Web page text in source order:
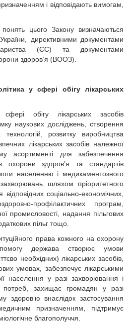
і відповідають вимогам,
цього Закону визначаються
директивними документами
(ЄС) та документами
здоров’я (ВООЗ).
у сфері обігу лікарських
обігу лікарських засобів
наукових досліджень, створення
розвитку виробництва
лікарських засобів належної
асортименті для забезпечення
охорони здоров’я та стандартів
населенню і медикаментозного
шляхом пріоритетного
соціально-економічних,
профілактичних програм,
промисловості, надання пільгових
пільг тощо.
права кожного на охорону
держава створює умови
необхідних) лікарських засобів,
умовах, забезпечує лікарськими
населення у разі захворювання і
потреб, захищає громадян у разі
здоров’ю внаслідок застосування
призначенням, підтримує
благополуччя.